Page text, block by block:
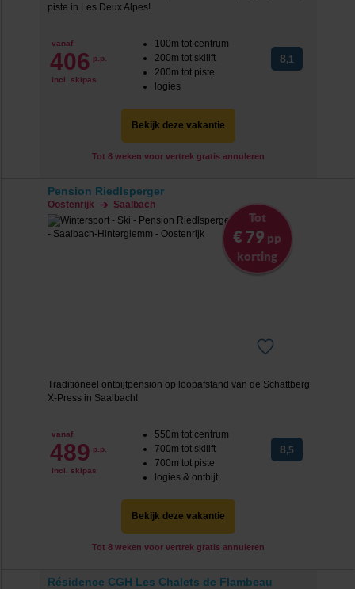
piste in Les Deux Alpes!
vanaf
406 p.p.
incl. skipas
100m tot centrum
200m tot skilift
200m tot piste
logies
8,1
Bekijk deze vakantie
Tot 8 weken voor vertrek gratis annuleren
Pension Riedlsperger
Oostenrijk Saalbach
Tot
€ 79 pp
korting
Traditioneel ontbijtpension op loopafstand van de Schattberg
X-Press in Saalbach!
vanaf
489 p.p.
incl. skipas
550m tot centrum
700m tot skilift
700m tot piste
logies & ontbijt
8,5
Bekijk deze vakantie
Tot 8 weken voor vertrek gratis annuleren
Résidence CGH Les Chalets de Flambeau